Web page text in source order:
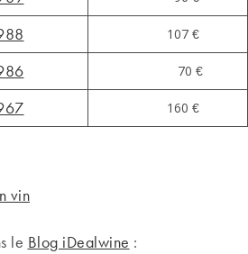
107 €
70 €
160 €
vin
le Blog iDealwine :